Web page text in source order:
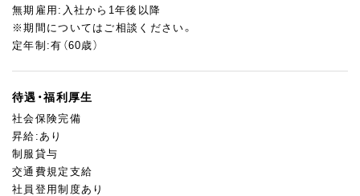
無期雇用:入社から1年後以降
※期間についてはご相談ください。
定年制:有（60歳）
待遇・福利厚生
社会保険完備
昇給:あり
制服貸与
交通費規定支給
社員登用制度あり